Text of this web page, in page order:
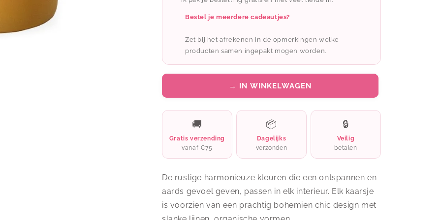
wenslichtje:
-
wenslichtje:
Bestel je meerdere cadeautjes?
Zet bij het afrekenen in de opmerkingen welke
producten samen ingepakt mogen worden.
→ IN WINKELWAGEN
🚚
Gratis verzending
vanaf €75
📦
Dagelijks
verzonden
🔒
Veilig
betalen
De rustige harmonieuze kleuren die een ontspannen en
aards gevoel geven, passen in elk interieur. Elk kaarsje
is voorzien van een prachtig bohemien chic design met